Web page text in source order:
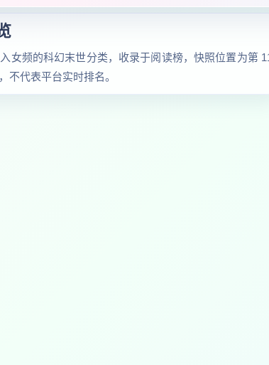
女频的科幻末世分类，收录于阅读榜，快照位置为第
不代表平台实时排名。